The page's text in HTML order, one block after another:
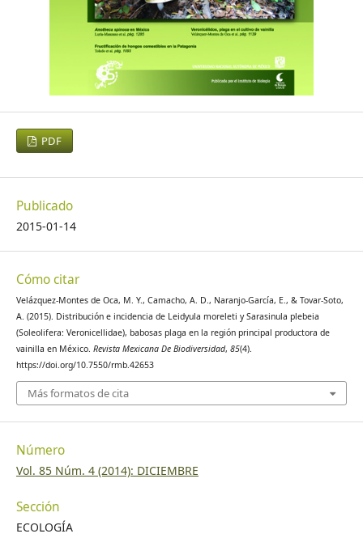
PDF
Publicado
2015-01-14
Cómo citar
Velázquez-Montes de Oca, M. Y., Camacho, A. D., Naranjo-García, E., & Tovar-Soto,
A. (2015). Distribución e incidencia de Leidyula moreleti y Sarasinula plebeia
(Soleolifera: Veronicellidae), babosas plaga en la región principal productora de
vainilla en México. Revista Mexicana De Biodiversidad, 85(4).
https://doi.org/10.7550/rmb.42653
Más formatos de cita
Número
Vol. 85 Núm. 4 (2014): DICIEMBRE
Sección
ECOLOGÍA